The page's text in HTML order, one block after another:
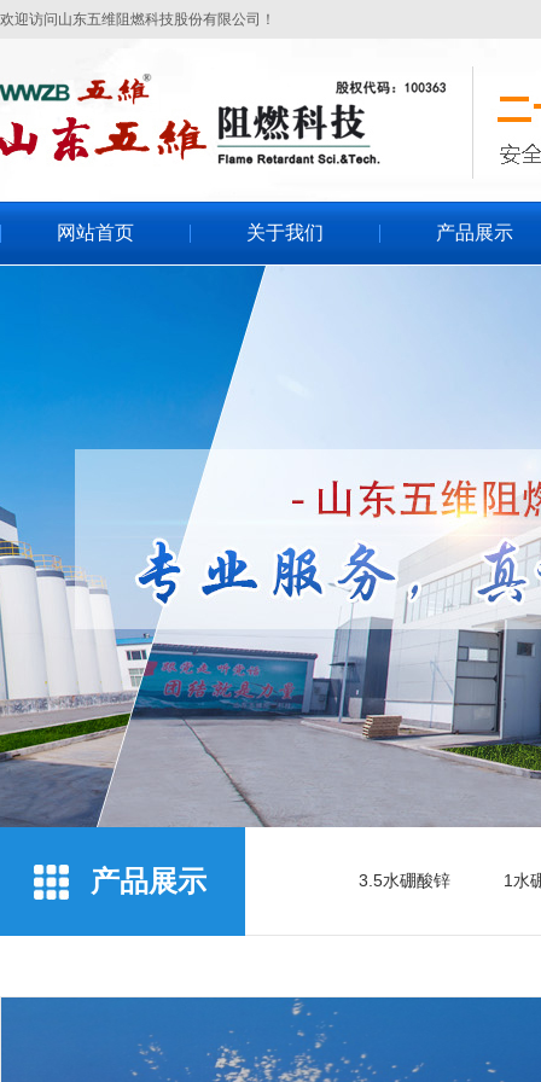
欢迎访问山东五维阻燃科技股份有限公司！
网站首页 关于我们 产品展示
产品展示 3.5水硼酸锌 1水